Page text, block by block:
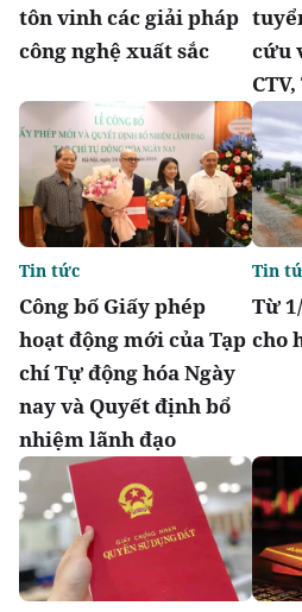
tôn vinh các giải pháp
công nghệ xuất sắc
cứu
Công bố Giấy phép
hoạt động mới của Tạp
chí Tự động hóa Ngày
nay và Quyết định bổ
nhiệm lãnh đạo
Tin tức
Từ
cho
Tin